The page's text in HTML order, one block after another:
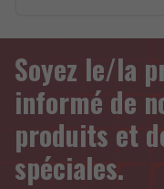
Soyez le/la
informé de
produits et
spéciales.